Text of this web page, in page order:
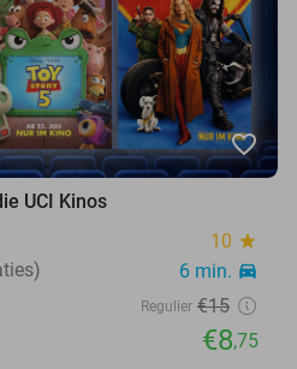
favorite_border
UCI Kinos
10 star
6 min. directions_car
Regulier €15
€8,75